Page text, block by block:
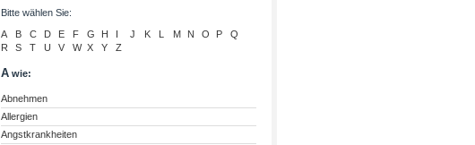
Bitte wählen Sie:
A
B C D E F G H I J K L M N O P
Q
R
S T U V W X Y Z
Awie:
Abnehmen
Allergien
Angstkrankheiten